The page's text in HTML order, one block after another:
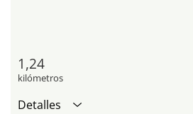
1,24
kilómetros
Detalles